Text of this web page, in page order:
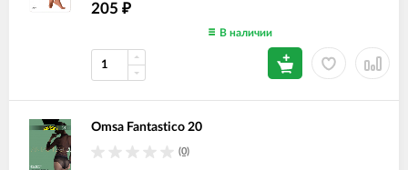
205 ₽
В наличии
Omsa Fantastico 20
(0)